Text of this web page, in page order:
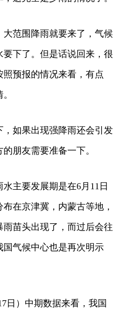
范围降雨就要来了，气候
下了。但是话说回来，很
预报的情况来看，有点
，如果出现强降雨还会引发
朋友需要准备一下。
主要发展期是在6月11日
在京津冀，内蒙古等地，
苗头出现了，而过后会往
气候中心也是再次明示
日）中期数据来看，我国